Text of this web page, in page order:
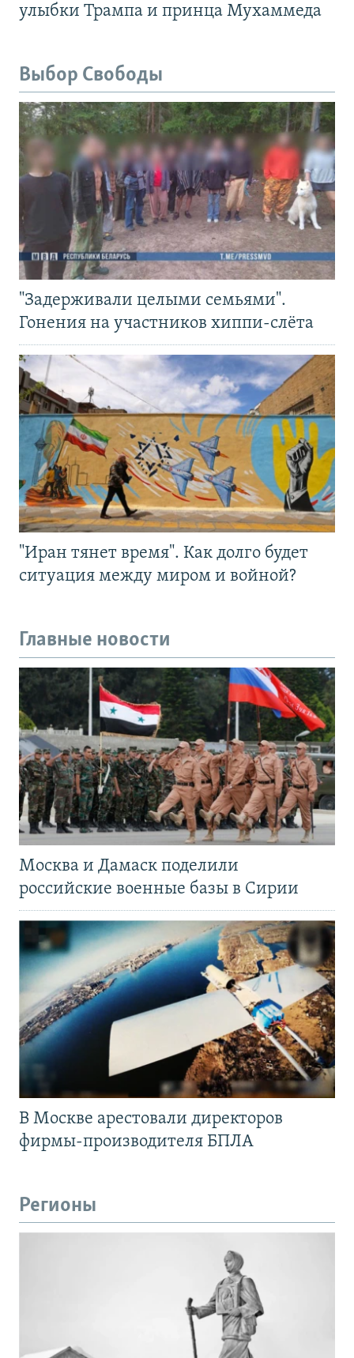
улыбки Трампа и принца Мухаммеда
Выбор Свободы
"Задерживали целыми семьями".
Гонения на участников хиппи-слёта
"Иран тянет время". Как долго будет
ситуация между миром и войной?
Главные новости
Москва и Дамаск поделили
российские военные базы в Сирии
В Москве арестовали директоров
фирмы-производителя БПЛА
Регионы